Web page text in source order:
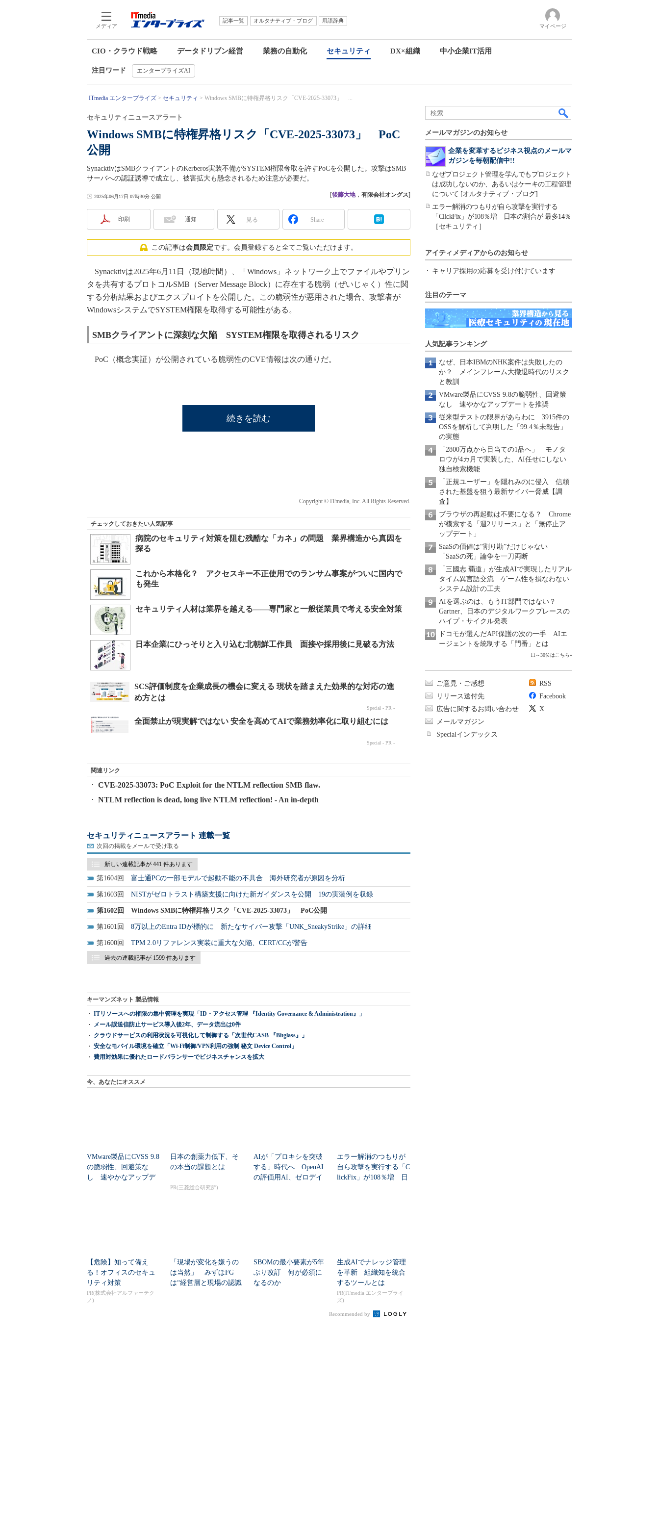
メディア
記事一覧 オルタナティブ・ブログ
用語辞典
マイページ
CIO・クラウド戦略 データドリブン経営 業務の自動化 セキュリティ DX×組織 中小企業IT活用
注目ワード エンタープライズAI
ITmedia エンタープライズ セキュリティ Windows SMBに特権昇格リスク「CVE-2025-33073」 ...
Windows SMBに特権昇格リスク「CVE-2025-33073」 PoC
公開
セキュリティニュースアラート
SynacktivはSMBクライアントのKerberos実装不備がSYSTEM権限奪取を許すPoCを公開した。攻撃はSMB
サーバへの認証誘導で成立し、被害拡大も懸念されるため注意が必要だ。
2025年06月17日 07時30分 公開 [後藤大地， 有限会社オングス]
印刷 通知 見る Share
この記事は会員限定です。会員登録すると全てご覧いただけます。
Synacktivは2025年6月11日（現地時間）、「Windows」ネットワーク上でファイルやプリン
タを共有するプロトコルSMB（Server Message Block）に存在する脆弱（ぜいじゃく）性に関
する分析結果およびエクスプロイトを公開した。この脆弱性が悪用された場合、攻撃者が
WindowsシステムでSYSTEM権限を取得する可能性がある。
SMBクライアントに深刻な欠陥 SYSTEM権限を取得されるリスク
PoC（概念実証）が公開されている脆弱性のCVE情報は次の通りだ。
続きを読む
Copyright © ITmedia, Inc. All Rights Reserved.
チェックしておきたい人気記事
病院のセキュリティ対策を阻む残酷な「カネ」の問題 業界構造から真因を
探る
これから本格化？ アクセスキー不正使用でのランサム事案がついに国内で
も発生
セキュリティ人材は業界を越える――専門家と一般従業員で考える安全対策
日本企業にひっそりと入り込む北朝鮮工作員 面接や採用後に見破る方法
関連リンク
CVE-2025-33073: PoC Exploit for the NTLM reflection SMB flaw.
NTLM reflection is dead, long live NTLM reflection! - An in-depth
セキュリティニュースアラート 連載一覧
次回の掲載をメールで受け取る
新しい連載記事が 441 件あります
1604 富士通PCの一部モデルで起動不能の不具合 海外研究者が原因を分析
1603 NISTがゼロトラスト構築支援に向けた新ガイダンスを公開 19の実装例を収録
1602 Windows SMBに特権昇格リスク「CVE-2025-33073」 PoC公開
1601 8万以上のEntra IDが標的に 新たなサイバー攻撃「UNK_SneakyStrike」の詳細
1600 TPM 2.0リファレンス実装に重大な欠陥、CERT/CCが警告
過去の連載記事が 1599 件あります
キーマンズネット 製品情報
ITリソースへの権限の集中管理を実現「ID・アクセス管理 『Identity Governance & Administration』」
メール誤送信防止サービス導入後2年、データ流出は0件
クラウドサービスの利用状況を可視化して制御する「次世代CASB 『Bitglass』」
安全なモバイル環境を確立「Wi-Fi制御/VPN利用の強制 秘文 Device Control」
費用対効果に優れたロードバランサーでビジネスチャンスを拡大
今、あなたにオススメ
VMware製品にCVSS 9.8
の脆弱性、回避策な
し 速やかなアップデ
日本の創薬力低下、そ
の本当の課題とは
PR(三菱総合研究所)
AIが「プロキシを突破
する」時代へ OpenAI
の評価用AI、ゼロデイ
エラー解消のつもりが
自ら攻撃を実行する「C
lickFix」が108％増 日
【危険】知って備え
る！オフィスのセキュ
リティ対策
PR(株式会社アルファーテク
ノ)
「現場が変化を嫌うの
は当然」 みずほFG
は“経営層と現場の認識
SBOMの最小要素が5年
ぶり改訂 何が必須に
なるのか
生成AIでナレッジ管理
を革新 組織知を統合
するツールとは
PR(ITmedia エンタープライ
ズ)
Recommended by
メールマガジンのお知らせ
企業を変革するビジネス視点のメールマ
ガジンを毎朝配信中!!
なぜプロジェクト管理を学んでもプロジェクト
は成功しないのか、あるいはケーキの工程管理
について [オルタナティブ・ブログ]
エラー解消のつもりが自ら攻撃を実行する
「ClickFix」が108％増 日本の割合が 最多14％
［セキュリティ］
アイティメディアからのお知らせ
キャリア採用の応募を受け付けています
注目のテーマ
人気記事ランキング
なぜ、日本IBMのNHK案件は失敗したの
か？ メインフレーム大撤退時代のリスク
と教訓
VMware製品にCVSS 9.8の脆弱性、回避策
なし 速やかなアップデートを推奨
従来型テストの限界があらわに 3915件の
OSSを解析して判明した「99.4％未報告」
の実態
「2800万点から目当ての1品へ」 モノタ
ロウが4カ月で実装した、AI任せにしない
独自検索機能
「正規ユーザー」を隠れみのに侵入 信頼
された基盤を狙う最新サイバー脅威【調
査】
ブラウザの再起動は不要になる？ Chrome
が模索する「週2リリース」と「無停止ア
ップデート」
SaaSの価値は“割り勘”だけじゃない
「SaaSの死」論争を一刀両断
「三國志 覇道」が生成AIで実現したリアル
タイム異言語交流 ゲーム性を損なわない
システム設計の工夫
AIを選ぶのは、もうIT部門ではない？
Gartner、日本のデジタルワークプレースの
ハイプ・サイクル発表
ドコモが選んだAPI保護の次の一手 AIエ
ージェントを統制する「門番」とは
11～30位はこちら»
ご意見・ご感想
リリース送付先
広告に関するお問い合わせ
メールマガジン
Specialインデックス
RSS
Facebook
X